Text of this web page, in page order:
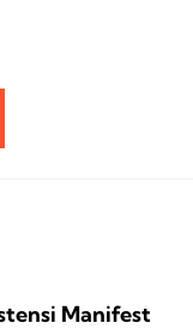
Manifest